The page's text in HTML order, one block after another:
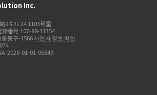
Inc.
9キル 24 1103号室
番号 107-88-11354
중구-1566사업자 정보 확인
2026-01-01-06849